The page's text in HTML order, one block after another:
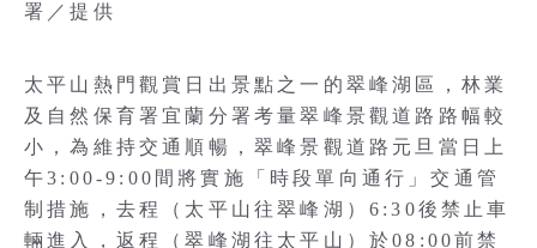
署／提供
太平山熱門觀賞日出景點之一的翠峰湖區，林業
及自然保育署宜蘭分署考量翠峰景觀道路路幅較
小，為維持交通順暢，翠峰景觀道路元旦當日上
午3:00-9:00間將實施「時段單向通行」交通管
制措施，去程（太平山往翠峰湖）6:30後禁止車
輛進入，返程（翠峰湖往太平山）於08:00前禁